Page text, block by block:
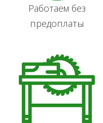
Работаем без
предоплаты